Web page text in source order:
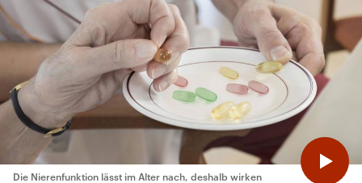
Die Nierenfunktion lässt im Alter nach, deshalb wirken